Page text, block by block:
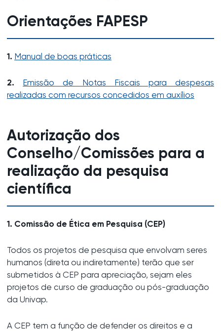
Orientações FAPESP
1. Manual de boas práticas
2.
Emissão de Notas Fiscais para despesas
realizadas com recursos concedidos em auxílios
Autorização dos
Conselho/Comissões para a
realização da pesquisa
científica
1. Comissão de Ética em Pesquisa (CEP)
Todos os projetos de pesquisa que envolvam seres
humanos (direta ou indiretamente) terão que ser
submetidos à CEP para apreciação, sejam eles
projetos de curso de graduação ou pós-graduação
da Univap.
A CEP tem a função de defender os direitos e a